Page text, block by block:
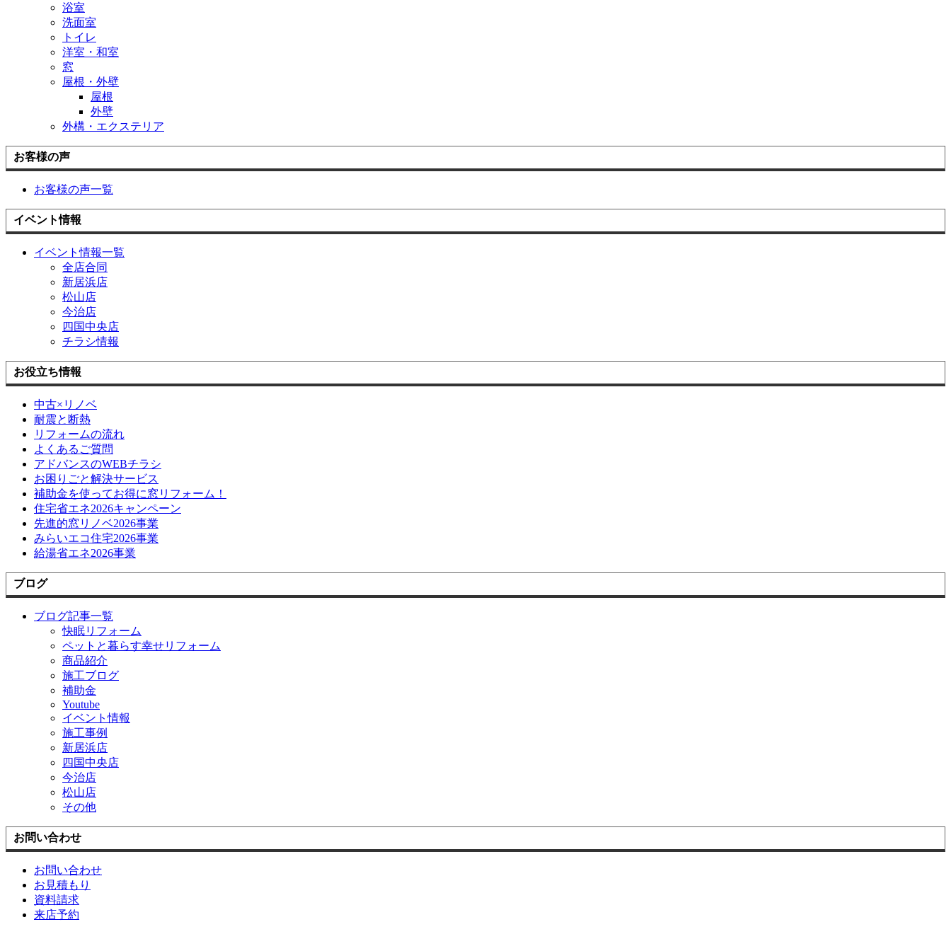
浴室
洗面室
トイレ
洋室・和室
窓
屋根・外壁
屋根
外壁
外構・エクステリア
お客様の声
お客様の声一覧
イベント情報
イベント情報一覧
全店合同
新居浜店
松山店
今治店
四国中央店
チラシ情報
お役立ち情報
中古×リノベ
耐震と断熱
リフォームの流れ
よくあるご質問
アドバンスのWEBチラシ
お困りごと解決サービス
補助金を使ってお得に窓リフォーム！
住宅省エネ2026キャンペーン
先進的窓リノベ2026事業
みらいエコ住宅2026事業
給湯省エネ2026事業
ブログ
ブログ記事一覧
快眠リフォーム
ペットと暮らす幸せリフォーム
商品紹介
施工ブログ
補助金
Youtube
イベント情報
施工事例
新居浜店
四国中央店
今治店
松山店
その他
お問い合わせ
お問い合わせ
お見積もり
資料請求
来店予約